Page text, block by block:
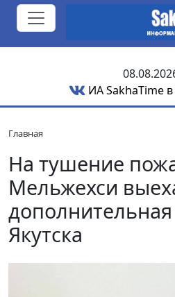
ИА SakhaTime
Главная
На тушение
Мельжехси
Якутска